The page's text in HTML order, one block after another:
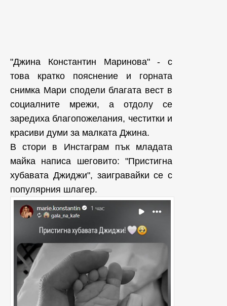
"Джина Константин Маринова" - с
това кратко пояснение и горната
снимка Мари сподели благата вест в
социалните мрежи, а отдолу се
заредиха благопожелания, честитки и
красиви думи за малката Джина.
В стори в Инстаграм пък младата
майка написа шеговито: "Пристигна
хубавата Джиджи", заигравайки се с
популярния шлагер.